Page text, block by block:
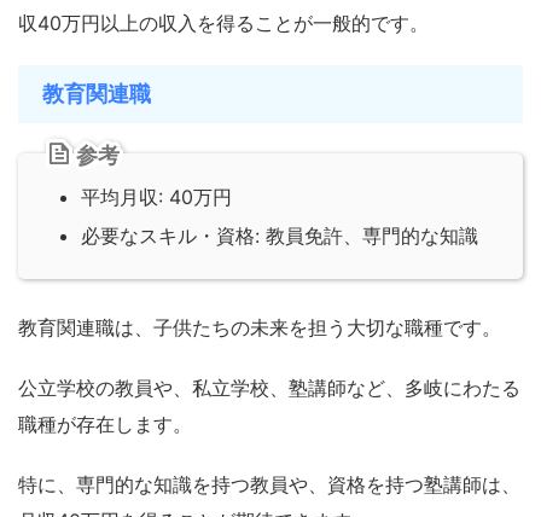
収40万円以上の収入を得ることが一般的です。
教育関連職
参考
平均月収: 40万円
必要なスキル・資格: 教員免許、専門的な知識
教育関連職は、子供たちの未来を担う大切な職種です。
公立学校の教員や、私立学校、塾講師など、多岐にわたる
職種が存在します。
特に、専門的な知識を持つ教員や、資格を持つ塾講師は、